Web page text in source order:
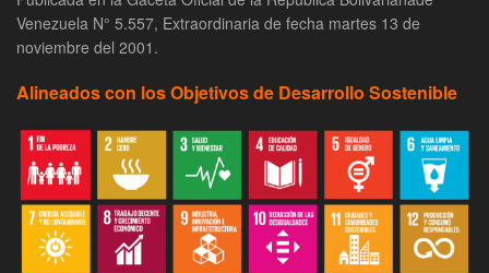
Venezuela N° 5.557, Extraordinaria de fecha martes 13 de
noviembre del 2001.
Alineados con los Objetivos de Desarrollo Sostenible